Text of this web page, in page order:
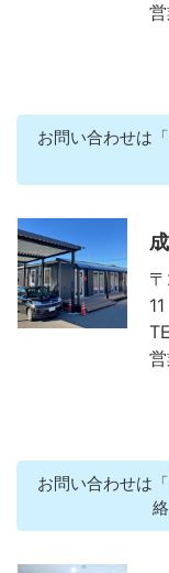
お問い合わせは
11
お問い合わせは